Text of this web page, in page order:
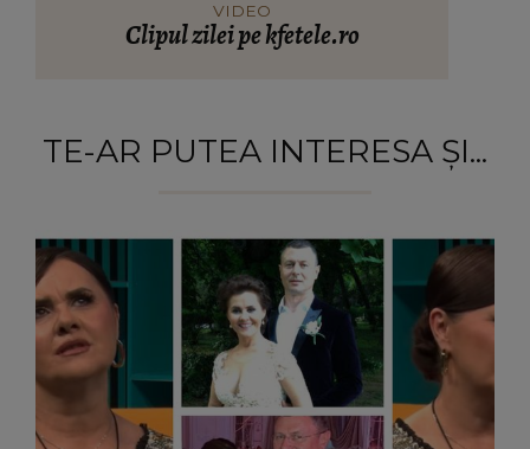
VIDEO
Clipul zilei pe kfetele.ro
TE-AR PUTEA INTERESA ȘI...